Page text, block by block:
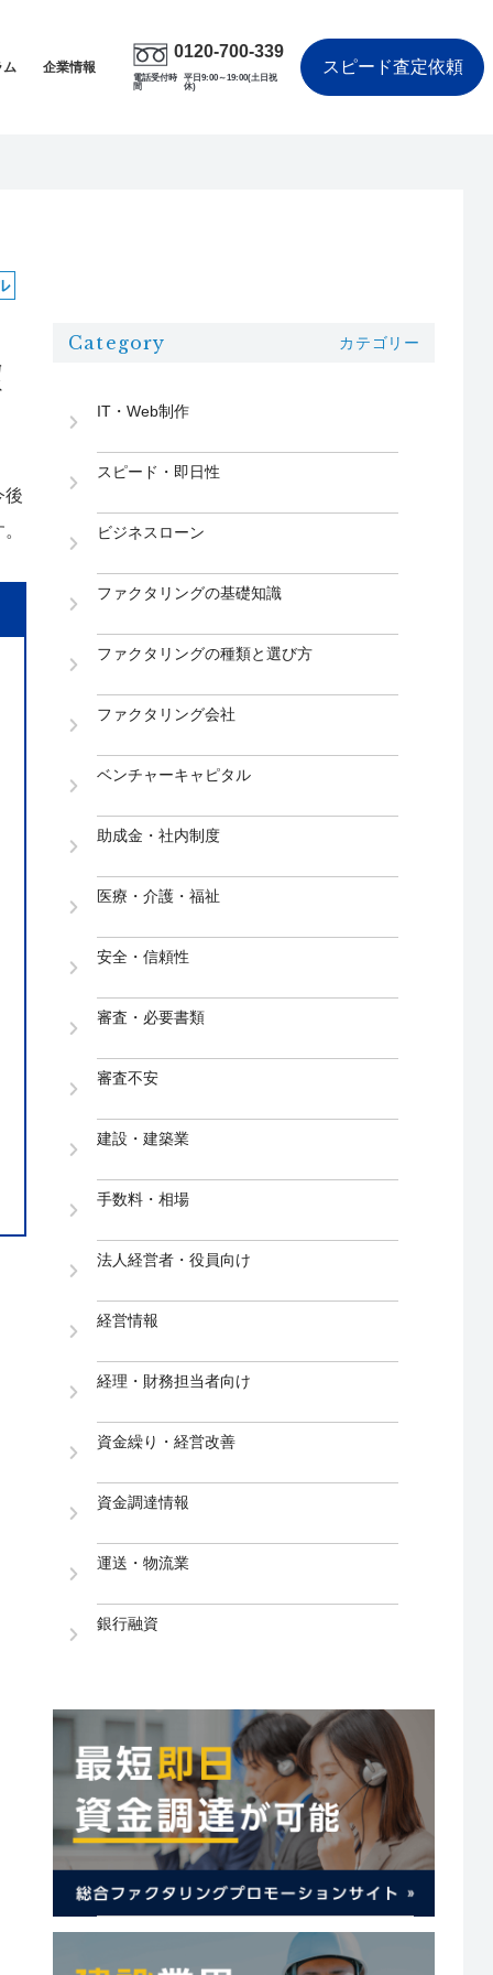
ム 企業情報
0120-700-339
電話受付時
間
平日9:00～19:00(土日祝
休)
スピード査定依頼
後
Category カテゴリー
IT・Web制作
スピード・即日性
ビジネスローン
ファクタリングの基礎知識
ファクタリングの種類と選び方
ファクタリング会社
ベンチャーキャピタル
助成金・社内制度
医療・介護・福祉
安全・信頼性
審査・必要書類
審査不安
建設・建築業
手数料・相場
法人経営者・役員向け
経営情報
経理・財務担当者向け
資金繰り・経営改善
資金調達情報
運送・物流業
銀行融資